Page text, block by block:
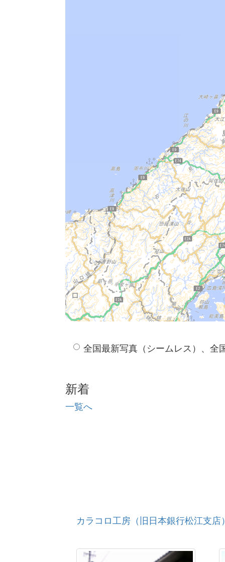
全国最新写真（シームレス）、全
新着
一覧へ
カラコロ工房（旧日本銀行松江支店